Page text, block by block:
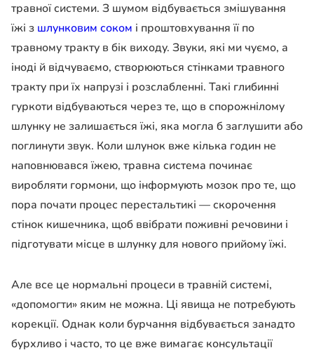
травної системи. З шумом відбувається змішування
їжі з шлунковим соком і проштовхування її по
травному тракту в бік виходу. Звуки, які ми чуємо, а
іноді й відчуваємо, створюються стінками травного
тракту при їх напрузі і розслабленні. Такі глибинні
гуркоти відбуваються через те, що в спорожнілому
шлунку не залишається їжі, яка могла б заглушити або
поглинути звук. Коли шлунок вже кілька годин не
наповнювався їжею, травна система починає
виробляти гормони, що інформують мозок про те, що
пора почати процес перестальтикі — скорочення
стінок кишечника, щоб ввібрати поживні речовини і
підготувати місце в шлунку для нового прийому їжі.
Але все це нормальні процеси в травній системі,
«допомогти» яким не можна. Ці явища не потребують
корекції. Однак коли бурчання відбувається занадто
бурхливо і часто, то це вже вимагає консультації